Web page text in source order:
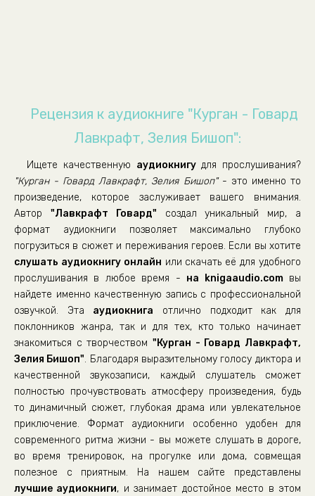
Рецензия к аудиокниге "Курган - Говард
Лавкрафт, Зелия Бишоп":
Ищете качественную аудиокнигудля прослушивания?
"Курган - Говард Лавкрафт, Зелия Бишоп"- это именно то
произведение, которое заслуживает вашего внимания.
Автор "Лавкрафт Говард" создал уникальный мир, а
формат аудиокниги позволяет максимально глубоко
погрузиться в сюжет и переживания героев. Если вы хотите
слушать аудиокнигу онлайн или скачать её для удобного
прослушивания в любое время - на knigaaudio.comвы
найдете именно качественную запись с профессиональной
озвучкой. Эта аудиокнига отлично подходит как для
поклонников жанра, так и для тех, кто только начинает
знакомиться с творчеством "Курган - Говард Лавкрафт,
Зелия Бишоп". Благодаря выразительному голосу диктора и
качественной звукозаписи, каждый слушатель сможет
полностью прочувствовать атмосферу произведения, будь
то динамичный сюжет, глубокая драма или увлекательное
приключение. Формат аудиокниги особенно удобен для
современного ритма жизни - вы можете слушать в дороге,
во время тренировок, на прогулке или дома, совмещая
полезное с приятным. На нашем сайте представлены
лучшие аудиокниги, и занимает достойное место в этом